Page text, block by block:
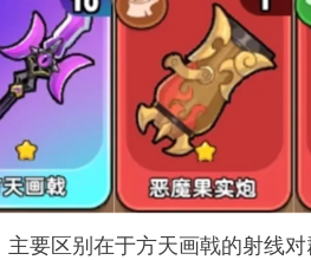
要区别在于方天画戟的射线